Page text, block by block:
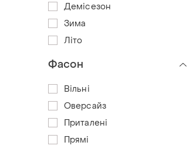
Демісезон
Зима
Літо
Фасон
Вільні
Оверсайз
Приталені
Прямі